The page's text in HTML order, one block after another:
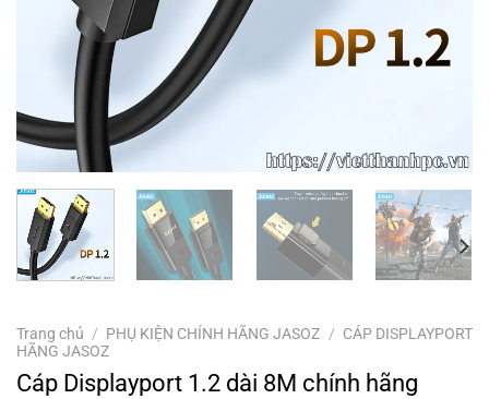
Trang chủ / PHỤ KIỆN CHÍNH HÃNG JASOZ / CÁP DISPLAYPORT
HÃNG JASOZ
Cáp Displayport 1.2 dài 8M chính hãng